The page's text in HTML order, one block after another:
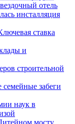
отель
инсталляция
ставка
и
строительной
забеги
наук в
мосту